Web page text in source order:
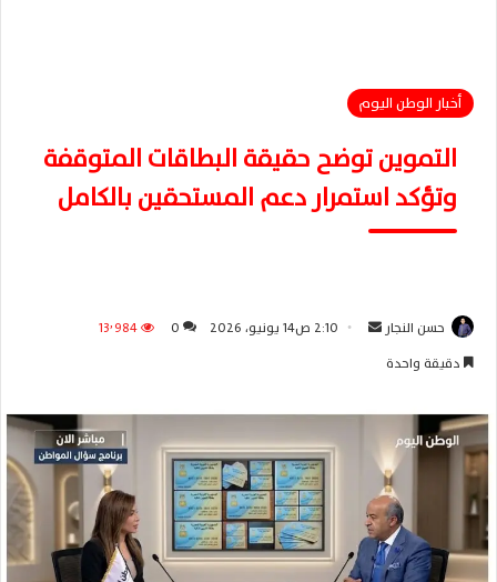
أخبار الوطن اليوم
التموين توضح حقيقة البطاقات المتوقفة
وتؤكد استمرار دعم المستحقين بالكامل
حسن النجار
د
ا
2:10 ص14 يونيو، 2026 0
13٬984
دقيقة واحدة